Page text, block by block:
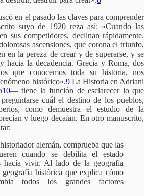
en el pasado las claves para comprender
suyo de 1920 reza así: «Cuando las
sus competidores, declinan rápidamente.
ascensiones, que corona el triunfo,
en la pereza de crear y de superarse, y se
hacia la decadencia. Grecia y Roma, dos
que conocemos toda su historia, nos
histórico».9La Historia en Adriani
10— tiene la función de esclarecer lo que
cuál el destino de los pueblos,
como demuestra el estudio de la
y luego decaían. En otro manuscrito,
alemán, comprueba que las
cuando se debilita el estado
hacía vivir. Al lado de la geografía
geografía histórica que explica cómo
todos los grandes factores